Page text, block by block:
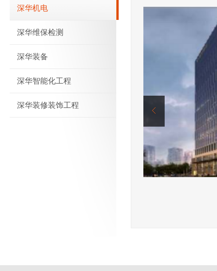
深华机电
深华维保检测
深华装备
深华智能化工程
深华装修装饰工程